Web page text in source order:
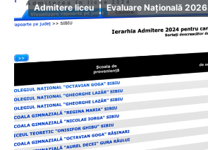
Admitere liceu Evaluare Națională 2026